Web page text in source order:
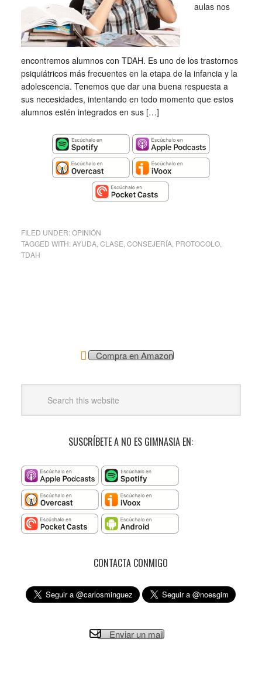
aulas nos
encontremos alumnos con TDAH. Es uno de los trastornos
psiquiátricos más frecuentes en la etapa de la infancia y la
adolescencia. Tenemos que dar una buena respuesta a
sus necesidades, intentando en todo momento que estos
alumnos estén integrados en sus […]
FILED UNDER:OPINIÓN
TAGGED WITH:AYUDA, CLASE CONSEJERÍA, PROTOCOLO,
TDAH
Compra en Amazon
SUSCRÍBETE A NO ES GIMNASIA EN:
CONTACTA CONMIGO
Enviar un mail